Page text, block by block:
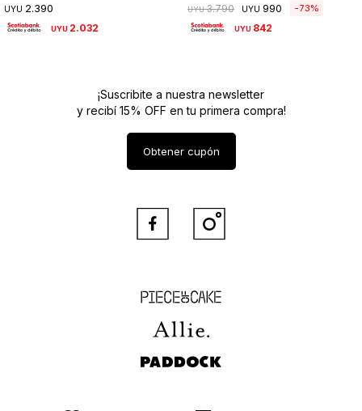
UYU 2.390
UYU 2.032
UYU 3.790 UYU 990 73
UYU 842
Piece of Cake
Allie
Paddock
¡Suscribite a nuestra newsletter
y recibí 15% OFF en tu primera compra!
Obtener cupón
 